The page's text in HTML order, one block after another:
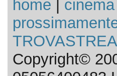
home cinema
Copyright©